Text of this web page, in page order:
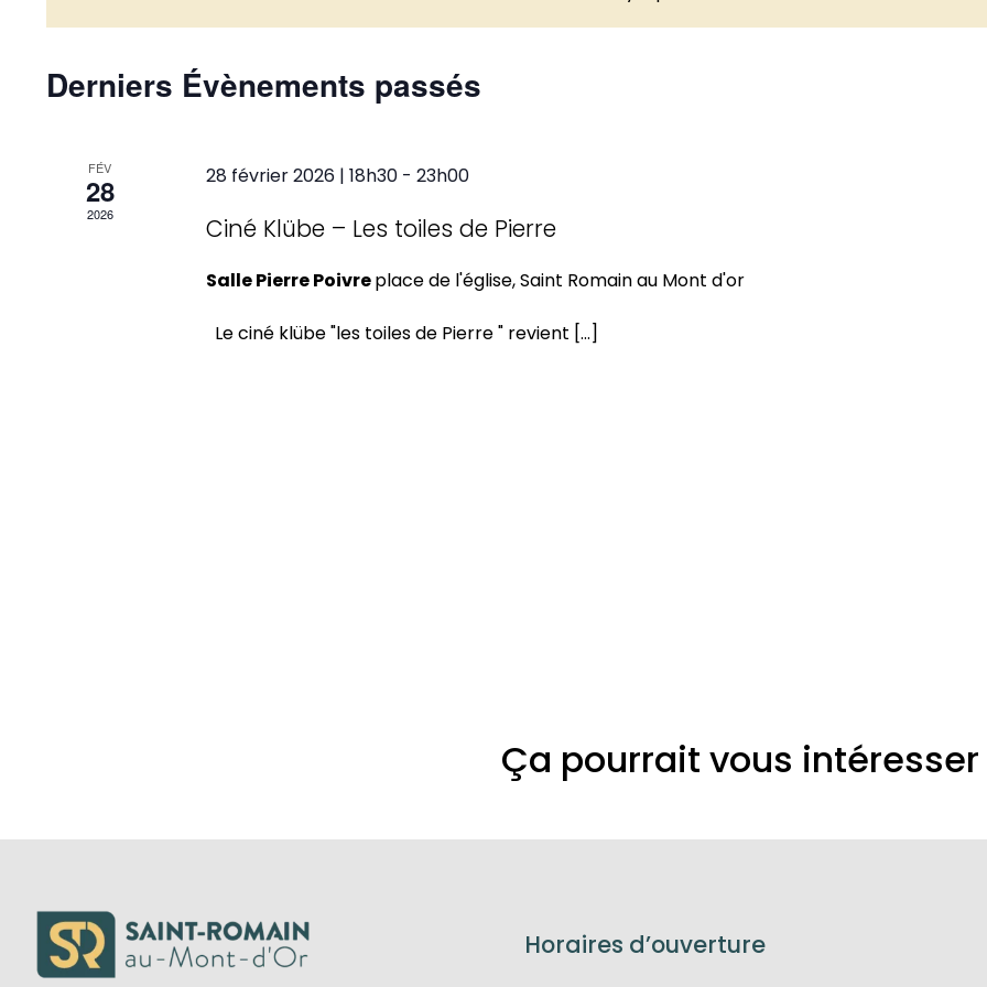
Derniers Évènements passés
FÉV
28
2026
28 février 2026 | 18h30 -23h00
Ciné Klübe – Les toiles de Pierre
Salle Pierre Poivreplace de l'église, Saint Romain au Mont d'or
Le ciné klübe "les toiles de Pierre " revient [...]
Ça pourrait vous intéresser
Horaires d’ouverture